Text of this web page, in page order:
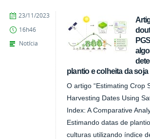
plantio e colheita da soja
O artigo “Estimating Crop
Harvesting Dates Using
Index: A Comparative
Estimando datas de
culturas utilizando índice
publicado
23/11/2023
16h46
Notícia